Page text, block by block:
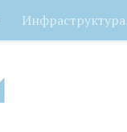
Инфраструктура